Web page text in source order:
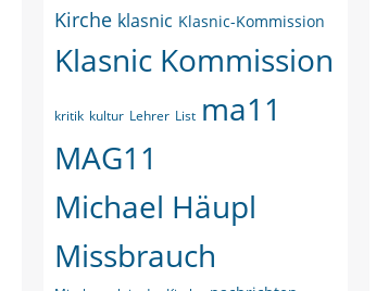
Kirche klasnic Klasnic-Kommission
Klasnic Kommission
kritik kultur Lehrer List ma11
MAG11
Michael Häupl
Missbrauch